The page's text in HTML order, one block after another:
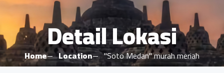
Detail Lokasi
Home Location "Soto Medan" murah meriah